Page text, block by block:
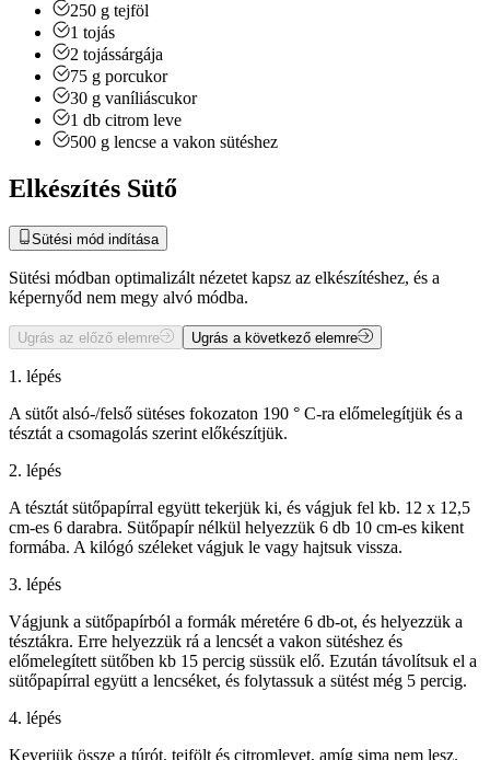
250 g tejföl
1 tojás
2 tojássárgája
75 g porcukor
30 g vaníliáscukor
1 db citrom leve
500 g lencse a vakon sütéshez
Elkészítés Sütő
Sütési mód indítása
Sütési módban optimalizált nézetet kapsz az elkészítéshez, és a
képernyőd nem megy alvó módba.
Ugrás az előző elemre Ugrás a következő elemre
1. lépés
A sütőt alsó-/felső sütéses fokozaton 190 ° C-ra előmelegítjük és a
tésztát a csomagolás szerint előkészítjük.
2. lépés
A tésztát sütőpapírral együtt tekerjük ki, és vágjuk fel kb. 12 x 12,5
cm-es 6 darabra. Sütőpapír nélkül helyezzük 6 db 10 cm-es kikent
formába. A kilógó széleket vágjuk le vagy hajtsuk vissza.
3. lépés
Vágjunk a sütőpapírból a formák méretére 6 db-ot, és helyezzük a
tésztákra. Erre helyezzük rá a lencsét a vakon sütéshez és
előmelegített sütőben kb 15 percig süssük elő. Ezután távolítsuk el a
sütőpapírral együtt a lencséket, és folytassuk a sütést még 5 percig.
4. lépés
Keverjük össze a túrót, tejfölt és citromlevet, amíg sima nem lesz.